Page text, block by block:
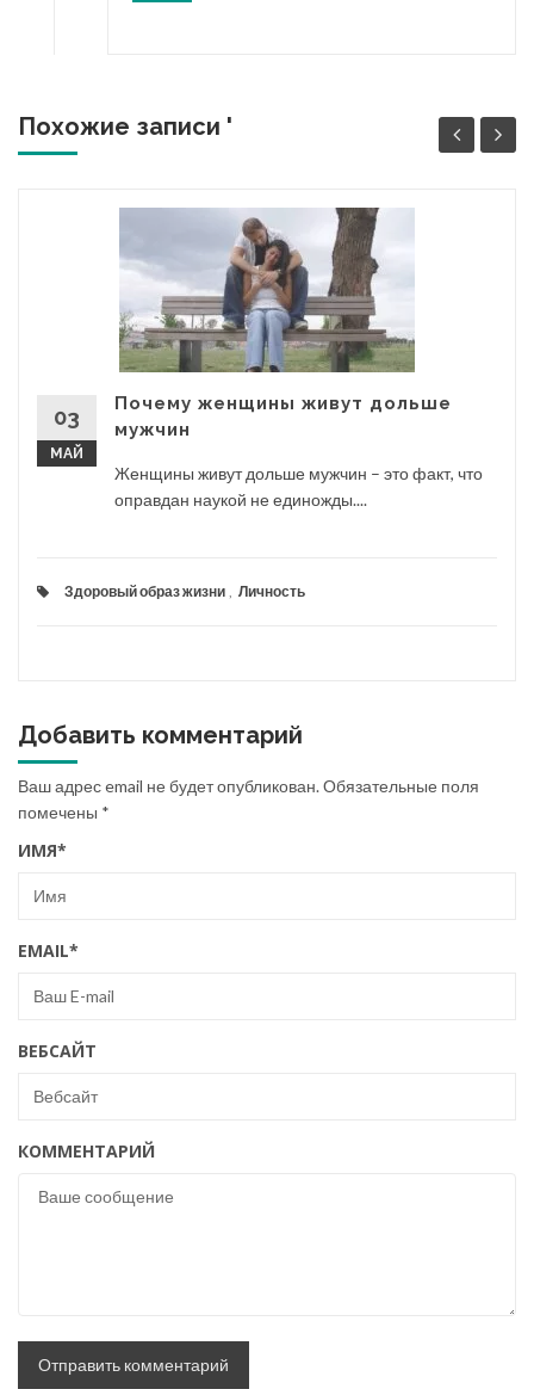
Похожие записи '
03
МАЙ
Почему женщины живут дольше
мужчин
Женщины живут дольше мужчин – это факт, что
оправдан наукой не единожды....
Здоровый образ жизни Личность
Добавить комментарий
Ваш адрес email не будет опубликован.Обязательные поля
помечены *
ИМЯ*
EMAIL*
ВЕБСАЙТ
КОММЕНТАРИЙ